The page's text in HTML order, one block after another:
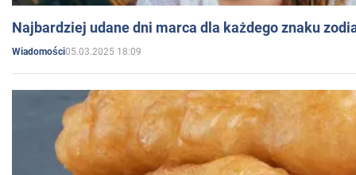
Najbardziej udane dni marca dla każdego znaku
Wiadomości05.03.2025 18:09